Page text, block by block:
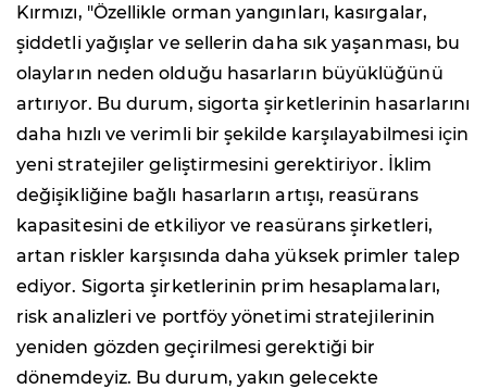
Kırmızı, "Özellikle orman yangınları, kasırgalar,
şiddetli yağışlar ve sellerin daha sık yaşanması, bu
olayların neden olduğu hasarların büyüklüğünü
artırıyor. Bu durum, sigorta şirketlerinin hasarlarını
daha hızlı ve verimli bir şekilde karşılayabilmesi için
yeni stratejiler geliştirmesini gerektiriyor. İklim
değişikliğine bağlı hasarların artışı, reasürans
kapasitesini de etkiliyor ve reasürans şirketleri,
artan riskler karşısında daha yüksek primler talep
ediyor. Sigorta şirketlerinin prim hesaplamaları,
risk analizleri ve portföy yönetimi stratejilerinin
yeniden gözden geçirilmesi gerektiği bir
dönemdeyiz. Bu durum, yakın gelecekte